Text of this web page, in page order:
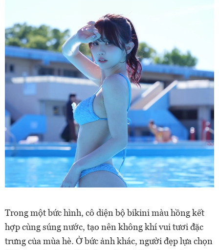
Trong một bức hình, cô diện bộ bikini màu hồng kết
hợp cùng súng nước, tạo nên không khí vui tươi đặc
trưng của mùa hè. Ở bức ảnh khác, người đẹp lựa chọn